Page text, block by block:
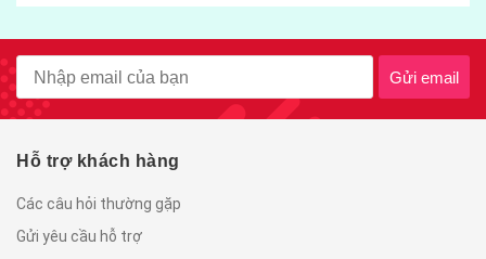
Gửi email
Hỗ trợ khách hàng
Các câu hỏi thường gặp
Gửi yêu cầu hỗ trợ